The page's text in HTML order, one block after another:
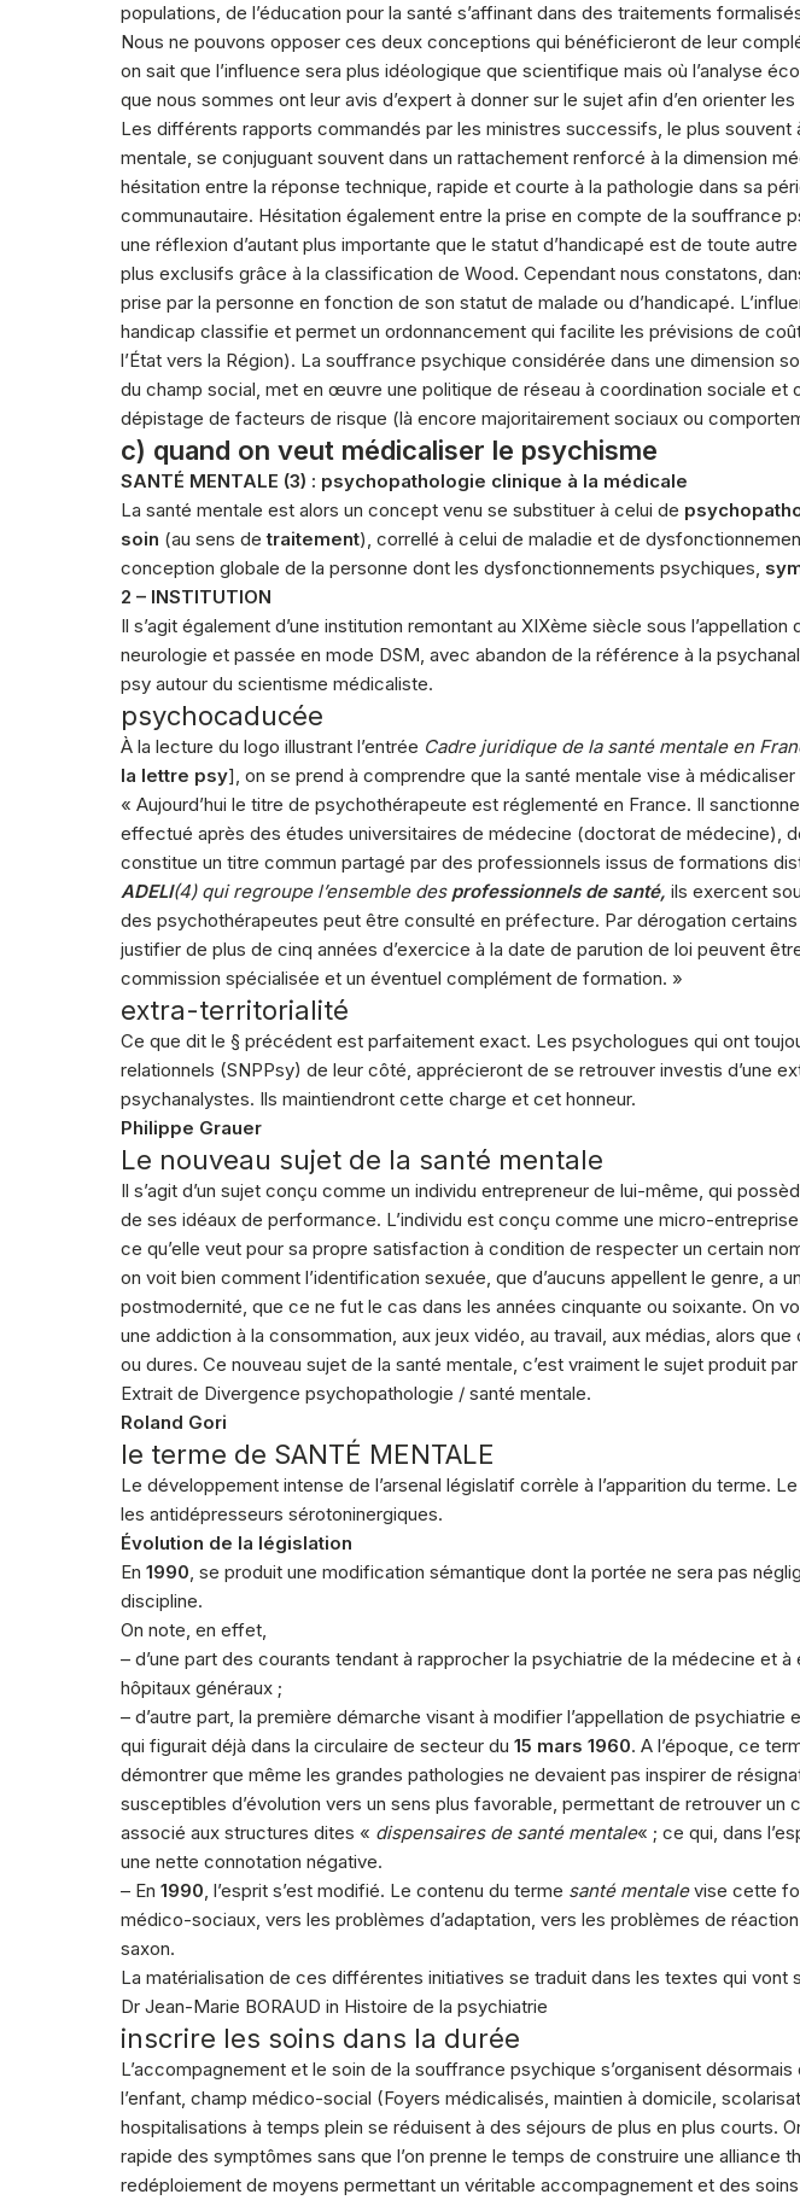
populations, de l’éducation pour la santé s’affinant dans des traitements
Nous ne pouvons opposer ces deux conceptions qui bénéficieront de leur
on sait que l’influence sera plus idéologique que scientifique mais où l’analyse
que nous sommes ont leur avis d’expert à donner sur le sujet afin d’en orienter
Les différents rapports commandés par les ministres successifs, le plus
mentale, se conjuguant souvent dans un rattachement renforcé à la dimension
hésitation entre la réponse technique, rapide et courte à la pathologie dans sa
communautaire. Hésitation également entre la prise en compte de la souffrance
une réflexion d’autant plus importante que le statut d’handicapé est de toute
plus exclusifs grâce à la classification de Wood. Cependant nous constatons,
prise par la personne en fonction de son statut de malade ou d’handicapé.
handicap classifie et permet un ordonnancement qui facilite les prévisions de
l’État vers la Région). La souffrance psychique considérée dans une dimension
du champ social, met en œuvre une politique de réseau à coordination sociale et
dépistage de facteurs de risque (là encore majoritairement sociaux ou
c) quand on veut médicaliser le psychisme
SANTÉ MENTALE (3) : psychopathologie clinique à la médicale
La santé mentale est alors un concept venu se substituer à celui de
soin (au sens detraitement), correllé à celui de maladie et de
conception globale de la personne dont les dysfonctionnements psychiques,
2 – INSTITUTION
Il s’agit également d’une institution remontant au XIXème siècle sous l’appellation
neurologie et passée en mode DSM, avec abandon de la référence à la
psy autour du scientisme médicaliste.
psychocaducée
À la lecture du logo illustrant l’entrée Cadre juridique de la santé mentale en
la lettre psy], on se prend à comprendre que la santé mentale vise à
« Aujourd’hui le titre de psychothérapeute est réglementé en France. Il
effectué après des études universitaires de médecine (doctorat de médecine),
constitue un titre commun partagé par des professionnels issus de formations
ADELI(4) qui regroupe l’ensemble des professionnels de santé, ils exercent
des psychothérapeutes peut être consulté en préfecture. Par dérogation
justifier de plus de cinq années d’exercice à la date de parution de loi peuvent
commission spécialisée et un éventuel complément de formation. »
extra-territorialité
Ce que dit le § précédent est parfaitement exact. Les psychologues qui ont
relationnels (SNPPsy) de leur côté, apprécieront de se retrouver investis d’une
psychanalystes. Ils maintiendront cette charge et cet honneur.
Philippe Grauer
Le nouveau sujet de la santé mentale
Il s’agit d’un sujet conçu comme un individu entrepreneur de lui-même, qui
de ses idéaux de performance. L’individu est conçu comme une micro-
ce qu’elle veut pour sa propre satisfaction à condition de respecter un certain
on voit bien comment l’identification sexuée, que d’aucuns appellent le genre,
postmodernité, que ce ne fut le cas dans les années cinquante ou soixante. On
une addiction à la consommation, aux jeux vidéo, au travail, aux médias, alors
ou dures. Ce nouveau sujet de la santé mentale, c’est vraiment le sujet produit
Extrait de Divergence psychopathologie / santé mentale.
Roland Gori
le terme de SANTÉ MENTALE
Le développement intense de l’arsenal législatif corrèle à l’apparition du
les antidépresseurs sérotoninergiques.
Évolution de la législation
En 1990, se produit une modification sémantique dont la portée ne sera pas
discipline.
On note, en effet,
– d’une part des courants tendant à rapprocher la psychiatrie de la médecine et
hôpitaux généraux ;
– d’autre part, la première démarche visant à modifier l’appellation de
qui figurait déjà dans la circulaire de secteur du 15 mars 1960. A l’époque, ce
démontrer que même les grandes pathologies ne devaient pas inspirer de
susceptibles d’évolution vers un sens plus favorable, permettant de retrouver
associé aux structures dites « dispensaires de santé mentale« ; ce qui, dans
une nette connotation négative.
– En 1990, l’esprit s’est modifié. Le contenu du terme santé mentalevise cette
médico-sociaux, vers les problèmes d’adaptation, vers les problèmes de
saxon.
La matérialisation de ces différentes initiatives se traduit dans les textes qui vont
Dr Jean-Marie BORAUD in Histoire de la psychiatrie
inscrire les soins dans la durée
L’accompagnement et le soin de la souffrance psychique s’organisent
l’enfant, champ médico-social (Foyers médicalisés, maintien à domicile,
hospitalisations à temps plein se réduisent à des séjours de plus en plus courts.
rapide des symptômes sans que l’on prenne le temps de construire une alliance
redéploiement de moyens permettant un véritable accompagnement et des